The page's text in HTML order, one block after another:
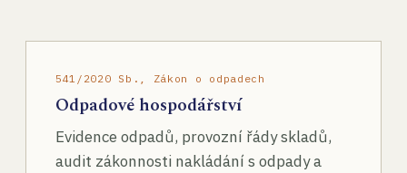
541/2020 Sb., Zákon o odpadech
Odpadové hospodářství
Evidence odpadů, provozní řády skladů,
audit zákonnosti nakládání s odpady a